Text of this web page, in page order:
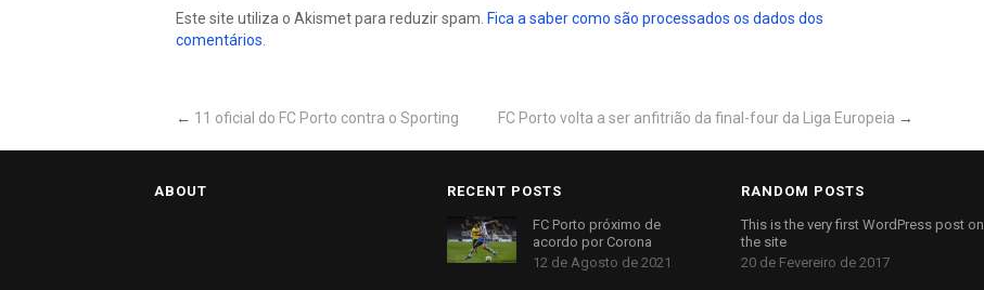
Este site utiliza o Akismet para reduzir spam. Fica a saber como são processados os dados dos
comentários
← 11 oficial do FC Porto contra o Sporting FC Porto volta a ser anfitrião da final-four da Liga Europeia →
ABOUT RECENT POSTS
FC Porto próximo de
acordo por Corona
12 de Agosto de 2021
RANDOM POSTS
This is the very first WordPress post on
the site
20 de Fevereiro de 2017